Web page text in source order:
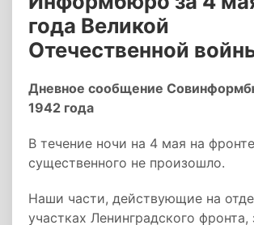
года Великой
Отечественной
Дневное сообщение
1942 года
В течение ночи на 4 мая на
существенного не произошло.
Наши части, действующие на
участках Ленинградского фронта,